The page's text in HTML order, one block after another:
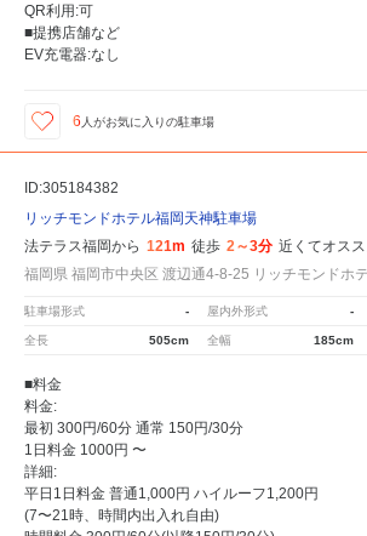
QR利用:可
■提携店舗など
EV充電器:なし
6 人がお気に入りの駐車場
ID:305184382
リッチモンドホテル福岡天神駐車場
法テラス福岡から 121m 徒歩 2～3分 近くてオスス
福岡県 福岡市中央区 渡辺通4-8-25 リッチモンドホ
駐車場形式 - 屋内外形式 -
全長 505cm 全幅 185cm
■料金
料金:
最初 300円/60分 通常 150円/30分
1日料金 1000円 〜
詳細:
平日1日料金 普通1,000円 ハイルーフ1,200円
(7〜21時、時間内出入れ自由)